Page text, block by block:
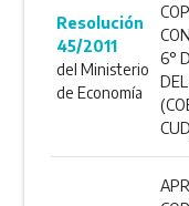
Resolución
45/2011
del Ministerio
de Economía
6°